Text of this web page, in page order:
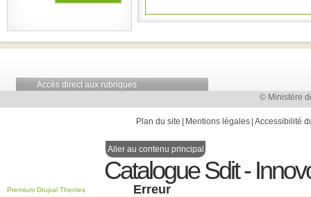
Accès direct aux rubriques
© Ministère
Plan du site Mentions légales Accessibilité
Aller au contenu principal
Catalogue Sdit -
Erreur
Premium Drupal Themes